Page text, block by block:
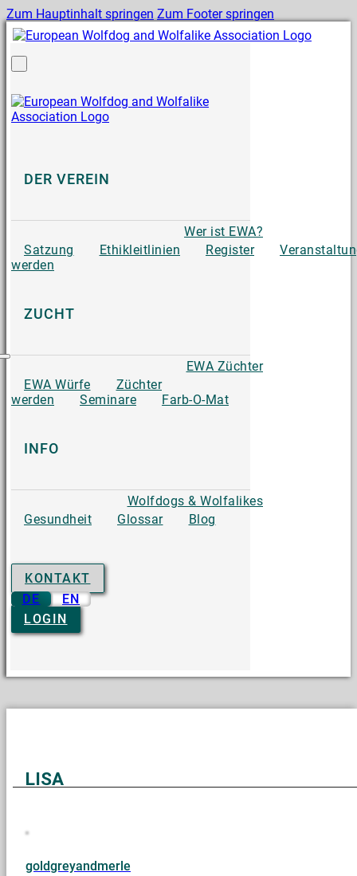
Zum Hauptinhalt springen Zum Footer springen
DER VEREIN
Wer ist EWA?
Satzung
Ethikleitlinien Register
werden
ZUCHT
EWA Züchter
EWA Würfe
Züchter
werden
Seminare Farb-O-Mat
INFO
Wolfdogs & Wolfalikes
Gesundheit
Glossar Blog
KONTAKT
DE
EN
LOGIN
LISA
goldgreyandmerle